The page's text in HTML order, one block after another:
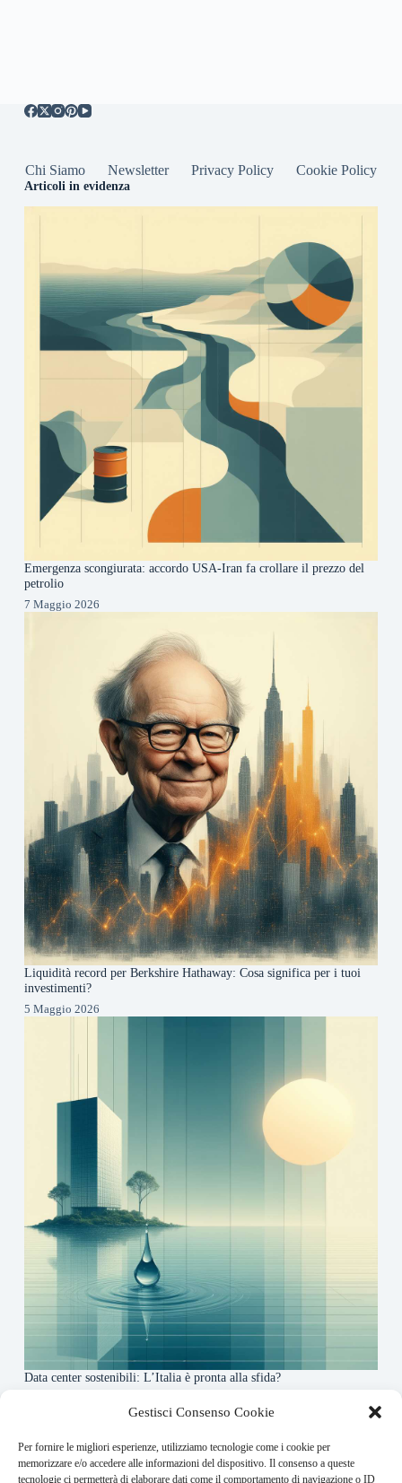
Gestisci Consenso Cookie
Per fornire le migliori esperienze, utilizziamo tecnologie come i cookie per
memorizzare e/o accedere alle informazioni del dispositivo. Il consenso a queste
tecnologie ci permetterà di elaborare dati come il comportamento di navigazione o ID
Chi Siamo Newsletter Privacy Policy Cookie Policy
Articoli in evidenza
Emergenza scongiurata: accordo USA-Iran fa crollare il prezzo del
petrolio
7 Maggio 2026
Liquidità record per Berkshire Hathaway: Cosa significa per i tuoi
investimenti?
5 Maggio 2026
Data center sostenibili: L’Italia è pronta alla sfida?
About this website